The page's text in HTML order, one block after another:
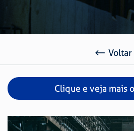
Voltar
Clique e veja mais